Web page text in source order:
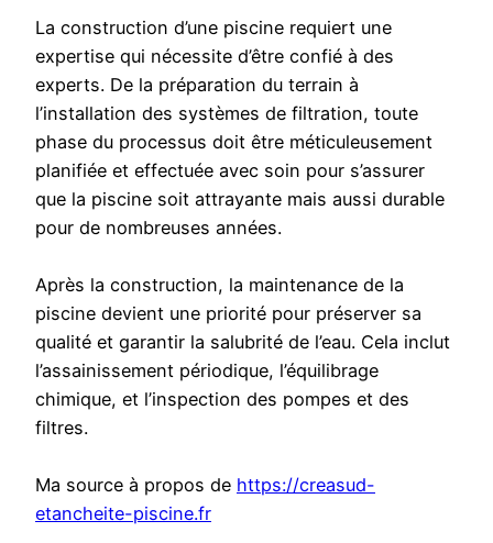
La construction d’une piscine requiert une
expertise qui nécessite d’être confié à des
experts. De la préparation du terrain à
l’installation des systèmes de filtration, toute
phase du processus doit être méticuleusement
planifiée et effectuée avec soin pour s’assurer
que la piscine soit attrayante mais aussi durable
pour de nombreuses années.
Après la construction, la maintenance de la
piscine devient une priorité pour préserver sa
qualité et garantir la salubrité de l’eau. Cela inclut
l’assainissement périodique, l’équilibrage
chimique, et l’inspection des pompes et des
filtres.
Ma source à propos de https://creasud-
etancheite-piscine.fr